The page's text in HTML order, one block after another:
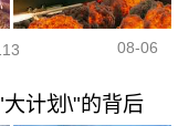
08-06
计划\"的背后